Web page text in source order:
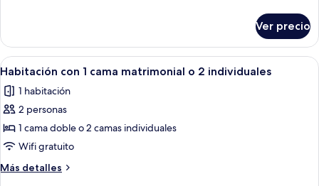
individuales
(Lessini
Free
Signature
Cocktail)
Premier
con
2
individuales
(Lessini
Signature
Ver precio
Abrir
todas
las
fotos
de
Habitación
con
1
Una piscina en la azotea con
16
Habitación con 1 cama matrimonial o 2 individuales
1 habitación
2 personas
1 cama doble o 2 camas individuales
Wifi gratuito
Más detalles
Más